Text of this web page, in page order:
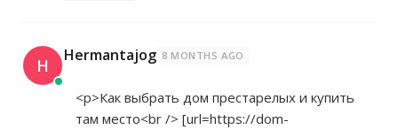
H Hermantajog 8 MONTHS AGO
<p>Как выбрать дом престарелых и купить
там место<br /> [url=https://dom-